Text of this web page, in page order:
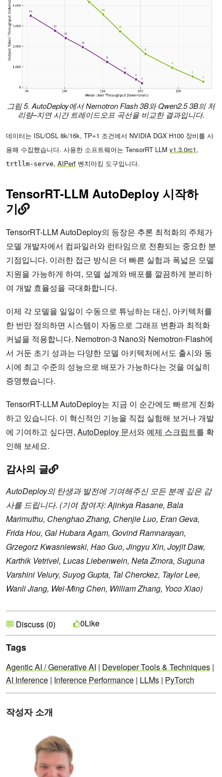
그림 5. AutoDeploy에서 Nemotron Flash 3B와 Qwen2.5 3B의 처
리량–지연 시간 트레이드오프 곡선을 비교한 결과입니다.
데이터는 ISL/OSL 8k/16k, TP=1 조건에서 NVIDIA DGX H100 장비를 사
용해 수집했습니다. 사용한 소프트웨어는 TensorRT LLM v1.3.0rc1,
trtllm-serve, AIPerf 벤치마킹 도구입니다.
TensorRT-LLM AutoDeploy 시작하
기
TensorRT-LLM AutoDeploy의 등장은 추론 최적화의 주체가
모델 개발자에서 컴파일러와 런타임으로 전환되는 중요한 분
기점입니다. 이러한 접근 방식은 더 빠른 실험과 폭넓은 모델
지원을 가능하게 하며, 모델 설계와 배포를 깔끔하게 분리하
여 개발 효율성을 극대화합니다.
이제 각 모델을 일일이 수동으로 튜닝하는 대신, 아키텍처를
한 번만 정의하면 시스템이 자동으로 그래프 변환과 최적화
커널을 적용합니다. Nemotron-3 Nano와 Nemotron-Flash에
서 거둔 초기 성과는 다양한 모델 아키텍처에서도 출시와 동
시에 최고 수준의 성능으로 배포가 가능하다는 것을 여실히
증명했습니다.
TensorRT-LLM AutoDeploy는 지금 이 순간에도 빠르게 진화
하고 있습니다. 이 혁신적인 기능을 직접 실험해 보거나 개발
에 기여하고 싶다면, AutoDeploy 문서와 예제 스크립트를 확
인해 보세요.
감사의 글
AutoDeploy의 탄생과 발전에 기여해주신 모든 분께 깊은 감
사를 드립니다. (기여 참여자: Ajinkya Rasane, Bala
Marimuthu, Chenghao Zhang, Chenjie Luo, Eran Geva,
Frida Hou, Gal Hubara Agam, Govind Ramnarayan,
Grzegorz Kwasniewski, Hao Guo, Jingyu Xin, Joyjit Daw,
Karthik Vetrivel, Lucas Liebenwein, Neta Zmora, Suguna
Varshini Velury, Suyog Gupta, Tal Cherckez, Taylor Lee,
Wanli Jiang, Wei-Ming Chen, William Zhang, Yoco Xiao)
Discuss (0) 0Like
Tags
Agentic AI / Generative AI | Developer Tools & Techniques |
AI Inference | Inference Performance | LLMs | PyTorch
작성자 소개